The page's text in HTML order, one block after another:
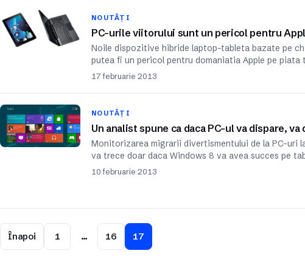
NOUTĂȚI
PC-urile viitorului sunt un pericol pentru
Noile dispozitive hibride laptop-tableta bazate pe
putea fi un pericol pentru domaniatia Apple pe piata
17 februarie 2013
NOUTĂȚI
Un analist spune ca daca PC-ul va dispare,
Monitorizarea migrarii divertismentului de la PC-uri
va trece doar daca Windows 8 va avea succes pe
10 februarie 2013
Înapoi 1 … 16 17